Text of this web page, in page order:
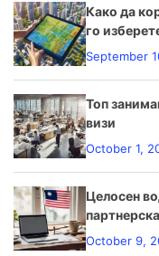
Како да
го
September
Топ
визи
October 1,
Целосен
October 9,